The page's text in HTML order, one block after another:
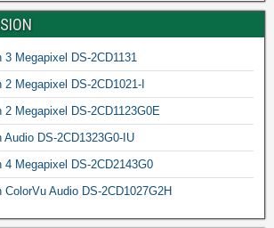
3 Megapixel DS-2CD1131
2 Megapixel DS-2CD1021-I
2 Megapixel DS-2CD1123G0E
Audio DS-2CD1323G0-IU
4 Megapixel DS-2CD2143G0
ColorVu Audio DS-2CD1027G2H